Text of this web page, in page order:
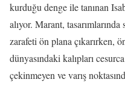
kurduğu denge ile tanınan
alıyor. Marant,
zarafeti ön plana çıkarırken,
dünyasındaki kalıpları
çekinmeyen ve varış